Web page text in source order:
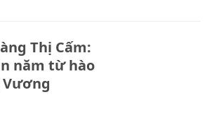
Thị Cấm:
năm từ hào